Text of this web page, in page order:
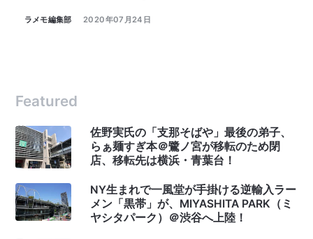
ラメモ編集部 2020年07月24日
Featured
佐野実氏の「支那そばや」最後の弟子、
らぁ麺すぎ本＠鷺ノ宮が移転のため閉
店、移転先は横浜・青葉台！
NY生まれで一風堂が手掛ける逆輸入ラー
メン「黒帯」が、MIYASHITA PARK（ミ
ヤシタパーク）＠渋谷へ上陸！